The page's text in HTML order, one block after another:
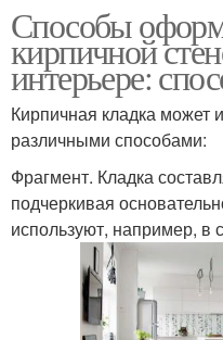
Способы
кирпичной
интерьере:
Кирпичная кладка может
различными способами:
Фрагмент. Кладка
подчеркивая
используют, например, в